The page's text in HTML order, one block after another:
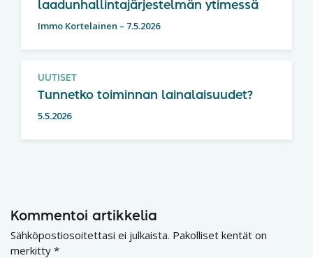
laadunhallintajärjestelmän ytimessä
Immo Kortelainen – 7.5.2026
UUTISET
Tunnetko toiminnan lainalaisuudet?
5.5.2026
Kommentoi artikkelia
Sähköpostiosoitettasi ei julkaista. Pakolliset kentät on
merkitty *